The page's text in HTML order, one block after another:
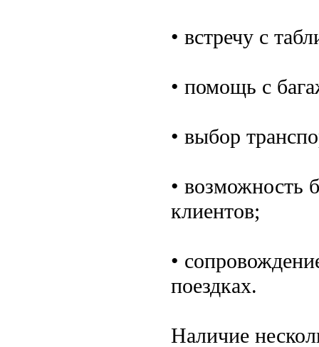
• встречу с
• помощь с
• выбор
• возможность
клиентов;
•
поездках.
Наличие